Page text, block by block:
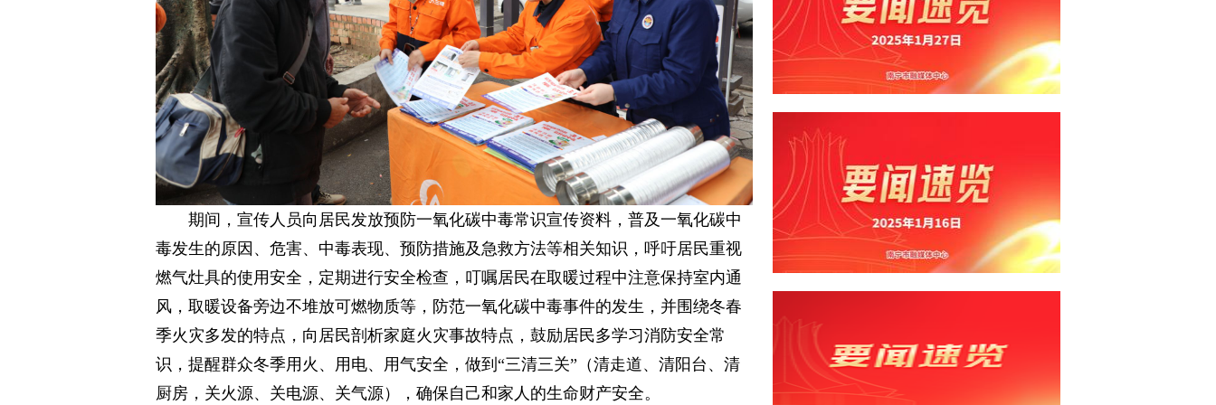
期间，宣传人员向居民发放预防一氧化碳中毒常识宣传资料，普及一氧化碳中
毒发生的原因、危害、中毒表现、预防措施及急救方法等相关知识，呼吁居民重视
燃气灶具的使用安全，定期进行安全检查，叮嘱居民在取暖过程中注意保持室内通
风，取暖设备旁边不堆放可燃物质等，防范一氧化碳中毒事件的发生，并围绕冬春
季火灾多发的特点，向居民剖析家庭火灾事故特点，鼓励居民多学习消防安全常
识，提醒群众冬季用火、用电、用气安全，做到“三清三关”（清走道、清阳台、清
厨房，关火源、关电源、关气源），确保自己和家人的生命财产安全。